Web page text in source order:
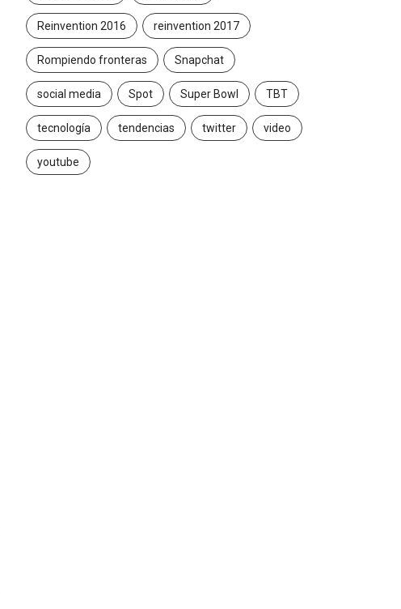
Reinvention 2016 reinvention 2017
Rompiendo fronteras Snapchat
social media Spot Super Bowl TBT
tecnología tendencias twitter video
youtube